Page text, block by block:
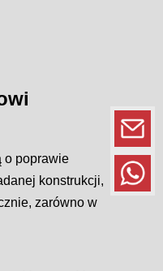
o poprawie
konstrukcji,
zarówno w